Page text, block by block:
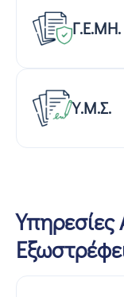
Γ.Ε.ΜΗ.
Υ.Μ.Σ.
Υπηρεσίες